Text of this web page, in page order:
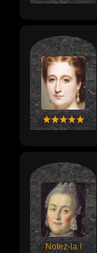
Notez-la !